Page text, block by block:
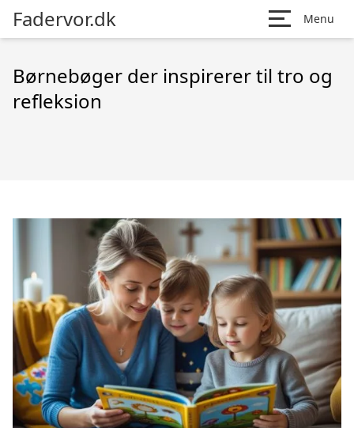
Fadervor.dk Menu
Børnebøger der inspirerer til tro og
refleksion